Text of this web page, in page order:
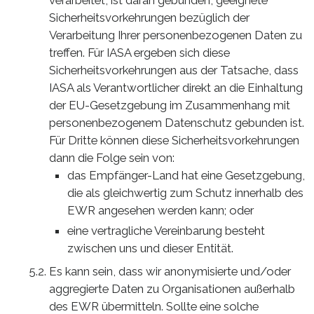
Sicherheitsvorkehrungen bezüglich der
Verarbeitung Ihrer personenbezogenen Daten zu
treffen. Für IASA ergeben sich diese
Sicherheitsvorkehrungen aus der Tatsache, dass
IASA als Verantwortlicher direkt an die Einhaltung
der EU-Gesetzgebung im Zusammenhang mit
personenbezogenem Datenschutz gebunden ist.
Für Dritte können diese Sicherheitsvorkehrungen
dann die Folge sein von:
das Empfänger-Land hat eine Gesetzgebung,
die als gleichwertig zum Schutz innerhalb des
EWR angesehen werden kann; oder
eine vertragliche Vereinbarung besteht
zwischen uns und dieser Entität.
Es kann sein, dass wir anonymisierte und/oder
aggregierte Daten zu Organisationen außerhalb
des EWR übermitteln. Sollte eine solche